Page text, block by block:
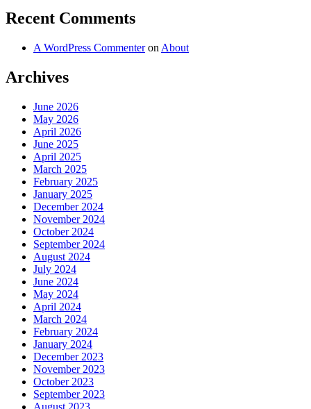
Recent Comments
A WordPress Commenteron About
Archives
June 2026
May 2026
April 2026
June 2025
April 2025
March 2025
February 2025
January 2025
December 2024
November 2024
October 2024
September 2024
August 2024
July 2024
June 2024
May 2024
April 2024
March 2024
February 2024
January 2024
December 2023
November 2023
October 2023
September 2023
August 2023